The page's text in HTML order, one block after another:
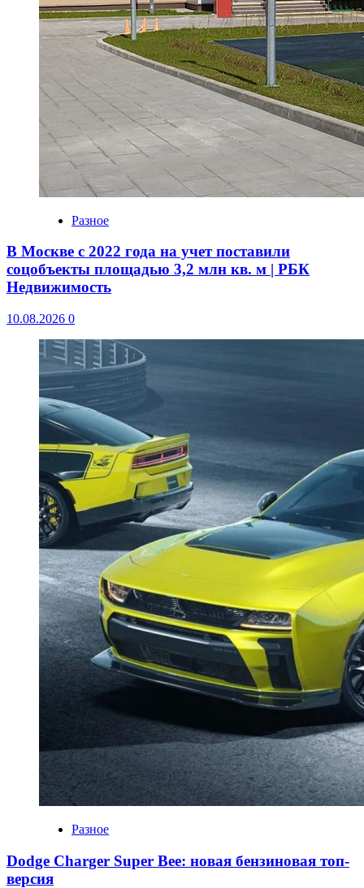
Разное
В Москве с 2022 года на учет поставили
соцобъекты площадью 3,2 млн кв. м | РБК
Недвижимость
10.08.2026 0
Разное
Dodge Charger Super Bee: новая бензиновая топ-
версия